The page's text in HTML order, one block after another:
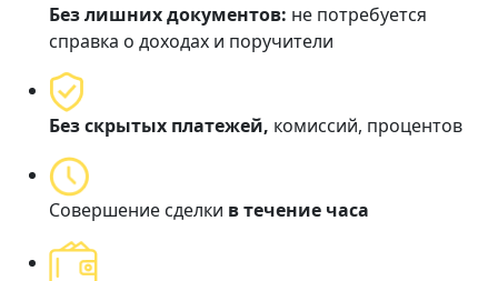
Без лишних документов: не потребуется
справка о доходах и поручители
Без скрытых платежей, комиссий, процентов
Совершение сделки в течение часа